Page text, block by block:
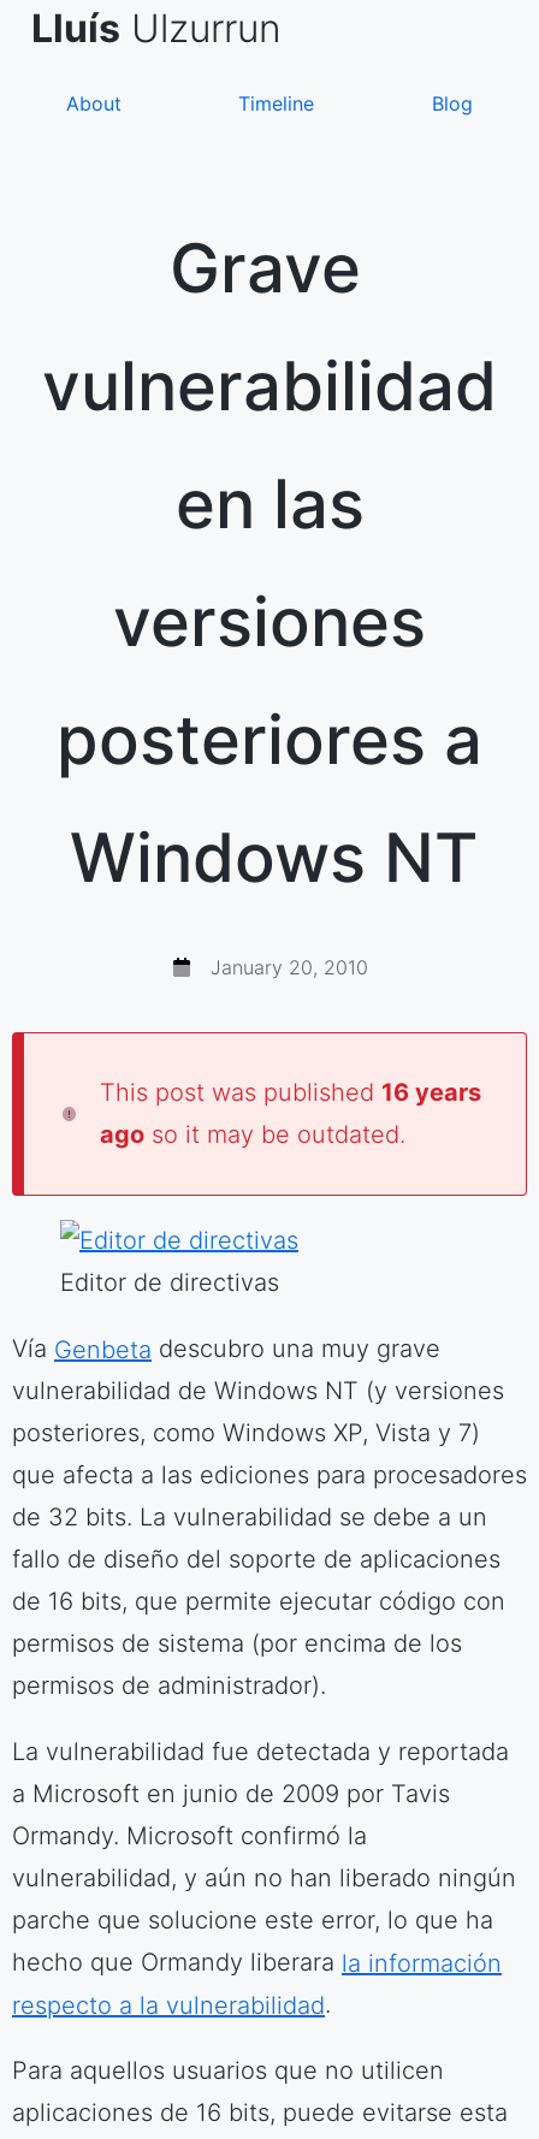
SkipLluís Ulzurrun
About Timeline Blog
Grave
vulnerabilidad
en las
versiones
posteriores a
Windows NT
January 20, 2010
This post was published 16 years
ago so it may be outdated.
Editor de directivas
Vía Genbeta descubro una muy grave
vulnerabilidad de Windows NT (y versiones
posteriores, como Windows XP, Vista y 7)
que afecta a las ediciones para procesadores
de 32 bits. La vulnerabilidad se debe a un
fallo de diseño del soporte de aplicaciones
de 16 bits, que permite ejecutar código con
permisos de sistema (por encima de los
permisos de administrador).
La vulnerabilidad fue detectada y reportada
a Microsoft en junio de 2009 por Tavis
Ormandy. Microsoft confirmó la
vulnerabilidad, y aún no han liberado ningún
parche que solucione este error, lo que ha
hecho que Ormandy liberara la información
respecto a la vulnerabilidad.
Para aquellos usuarios que no utilicen
aplicaciones de 16 bits, puede evitarse esta